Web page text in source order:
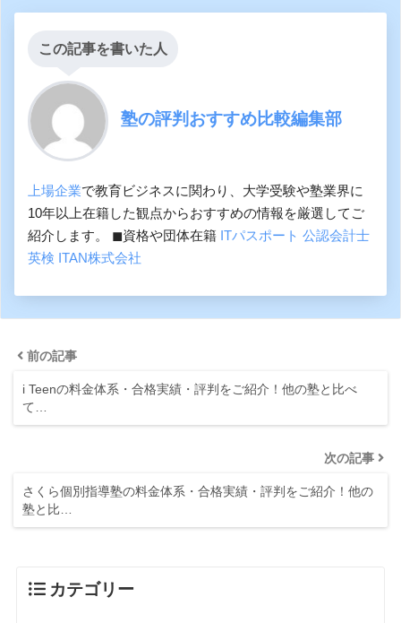
この記事を書いた人
塾の評判おすすめ比較編集部
上場企業で教育ビジネスに関わり、大学受験や塾業界に
10年以上在籍した観点からおすすめの情報を厳選してご
紹介します。 ◼︎資格や団体在籍 ITパスポート 公認会計士
英検 ITAN株式会社
前の記事
i Teenの料金体系・合格実績・評判をご紹介！他の塾と比べ
て…
次の記事
さくら個別指導塾の料金体系・合格実績・評判をご紹介！他の
塾と比…
カテゴリー